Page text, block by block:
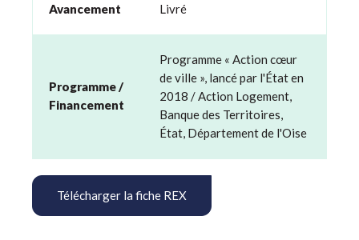
Avancement Livré
Programme /
Financement
Programme « Action cœur
de ville », lancé par l'État en
2018 / Action Logement,
Banque des Territoires,
État, Département de l'Oise
Télécharger la fiche REX